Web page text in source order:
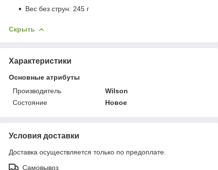
Вес без струн: 245 г
Скрыть
Характеристики
Основные атрибуты
Производитель
Wilson
Состояние
Новое
Условия доставки
Доставка осуществляется только по предоплате.
Самовывоз